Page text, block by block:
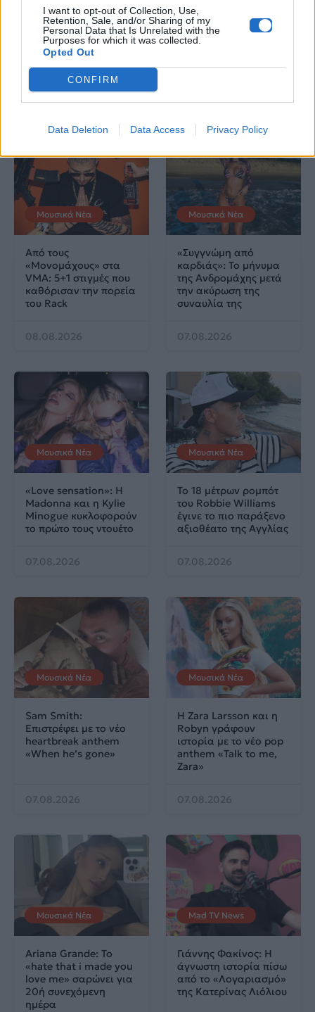
I want to opt-out of Collection, Use,
Retention, Sale, and/or Sharing of my
Personal Data that Is Unrelated with the
Purposes for which it was collected.
Opted Out
CONFIRM
Data Deletion Data Access Privacy Policy
και σημαντικές στιγμές
τους στην ελληνική
μουσική σκηνή
Δες επίσης
Μουσικά Νέα
Από τους
«Μονομάχους» στα
VMA: 5+1 στιγμές που
καθόρισαν την πορεία
του Rack
08.08.2026
Μουσικά Νέα
«Συγγνώμη από
καρδιάς»: Το μήνυμα
της Ανδρομάχης μετά
την ακύρωση της
συναυλία της
07.08.2026
Μουσικά Νέα
«Love sensation»: Η
Madonna και η Kylie
Minogue κυκλοφορούν
το πρώτο τους ντουέτο
07.08.2026
Μουσικά Νέα
Το 18 μέτρων ρομπότ
του Robbie Williams
έγινε το πιο παράξενο
αξιοθέατο της Αγγλίας
07.08.2026
Μουσικά Νέα
Sam Smith:
Επιστρέφει με το νέο
heartbreak anthem
«When he’s gone»
07.08.2026
Μουσικά Νέα
Η Zara Larsson και η
Robyn γράφουν
ιστορία με το νέο pop
anthem «Talk to me,
Zara»
07.08.2026
Μουσικά Νέα
Ariana Grande: Το
«hate that i made you
love me» σαρώνει για
20ή συνεχόμενη
ημέρα
Mad TV News
Γιάννης Φακίνος: Η
άγνωστη ιστορία πίσω
από το «Λογαριασμό»
της Κατερίνας Λιόλιου